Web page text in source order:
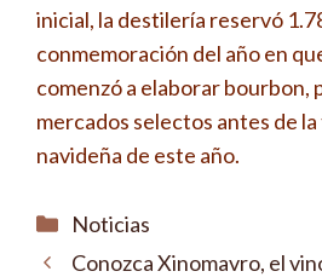
inicial, la destilería reservó
conmemoración del año en
comenzó a elaborar bourbon,
mercados selectos antes de
navideña de este año.
Categorías
Noticias
Conozca Xinomavro, el